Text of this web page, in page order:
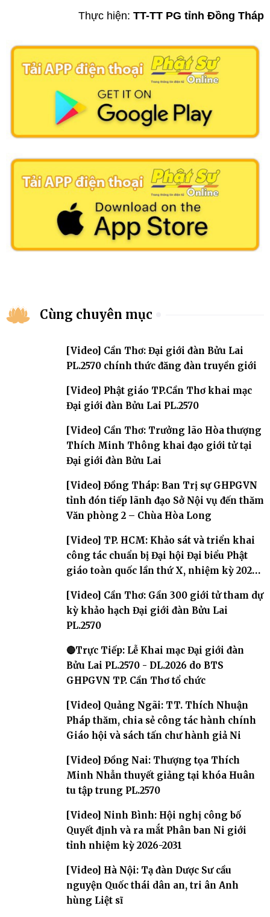
Thực hiện: TT-TT PG tỉnh Đồng Tháp
Cùng chuyên mục
[Video] Cần Thơ: Đại giới đàn Bửu Lai
PL.2570 chính thức đăng đàn truyền giới
[Video] Phật giáo TP.Cần Thơ khai mạc
Đại giới đàn Bửu Lai PL.2570
[Video] Cần Thơ: Trưởng lão Hòa thượng
Thích Minh Thông khai đạo giới tử tại
Đại giới đàn Bửu Lai
[Video] Đồng Tháp: Ban Trị sự GHPGVN
tỉnh đón tiếp lãnh đạo Sở Nội vụ đến thăm
Văn phòng 2 – Chùa Hòa Long
[Video] TP. HCM: Khảo sát và triển khai
công tác chuẩn bị Đại hội Đại biểu Phật
giáo toàn quốc lần thứ X, nhiệm kỳ 2026-
[Video] Cần Thơ: Gần 300 giới tử tham dự
kỳ khảo hạch Đại giới đàn Bửu Lai
PL.2570
🔴Trực Tiếp: Lễ Khai mạc Đại giới đàn
Bửu Lai PL.2570 - DL.2026 do BTS
GHPGVN TP. Cần Thơ tổ chức
[Video] Quảng Ngãi: TT. Thích Nhuận
Pháp thăm, chia sẻ công tác hành chính
Giáo hội và sách tấn chư hành giả Ni
[Video] Đồng Nai: Thượng tọa Thích
Minh Nhẫn thuyết giảng tại khóa Huân
tu tập trung PL.2570
[Video] Ninh Bình: Hội nghị công bố
Quyết định và ra mắt Phân ban Ni giới
tỉnh nhiệm kỳ 2026-2031
[Video] Hà Nội: Tạ đàn Dược Sư cầu
nguyện Quốc thái dân an, tri ân Anh
hùng Liệt sĩ